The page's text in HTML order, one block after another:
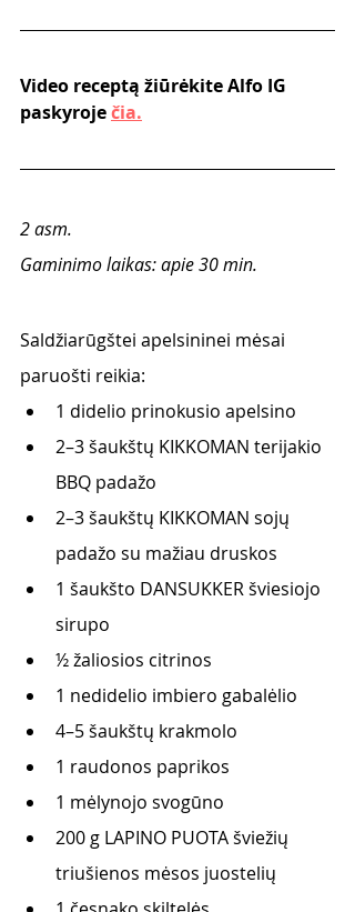
Video receptą žiūrėkite Alfo IG
paskyroje čia.
2 asm.
Gaminimo laikas: apie 30 min.
Saldžiarūgštei apelsininei mėsai
paruošti reikia:
1 didelio prinokusio apelsino
2–3 šaukštų KIKKOMAN terijakio
BBQ padažo
2–3 šaukštų KIKKOMAN sojų
padažo su mažiau druskos
1 šaukšto DANSUKKER šviesiojo
sirupo
½ žaliosios citrinos
1 nedidelio imbiero gabalėlio
4–5 šaukštų krakmolo
1 raudonos paprikos
1 mėlynojo svogūno
200 g LAPINO PUOTA šviežių
triušienos mėsos juostelių